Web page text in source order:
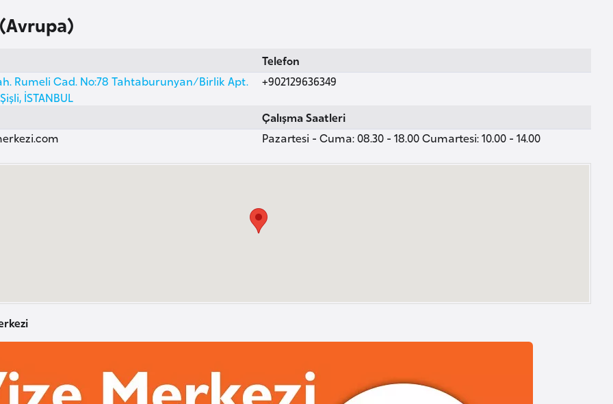
Rumeli Cad. No:78 Tahtaburunyan/Birlik Apt.
İSTANBUL
Telefon
+902129636349
Çalışma Saatleri
Pazartesi - Cuma: 08.30 - 18.00 Cumartesi: 10.00 - 14.00